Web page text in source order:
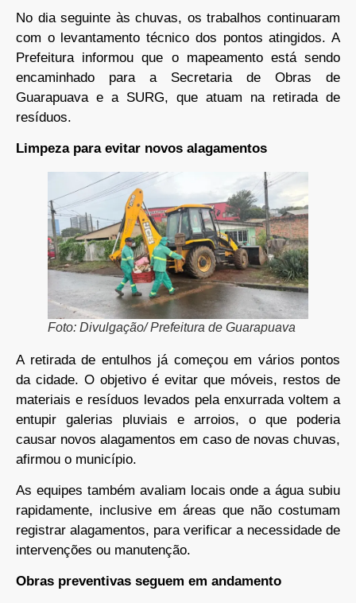
No dia seguinte às chuvas, os trabalhos continuaram
com o levantamento técnico dos pontos atingidos. A
Prefeitura informou que o mapeamento está sendo
encaminhado para a Secretaria de Obras de
Guarapuava e a SURG, que atuam na retirada de
resíduos.
Limpeza para evitar novos alagamentos
Foto: Divulgação/ Prefeitura de Guarapuava
A retirada de entulhos já começou em vários pontos
da cidade. O objetivo é evitar que móveis, restos de
materiais e resíduos levados pela enxurrada voltem a
entupir galerias pluviais e arroios, o que poderia
causar novos alagamentos em caso de novas chuvas,
afirmou o município.
As equipes também avaliam locais onde a água subiu
rapidamente, inclusive em áreas que não costumam
registrar alagamentos, para verificar a necessidade de
intervenções ou manutenção.
Obras preventivas seguem em andamento